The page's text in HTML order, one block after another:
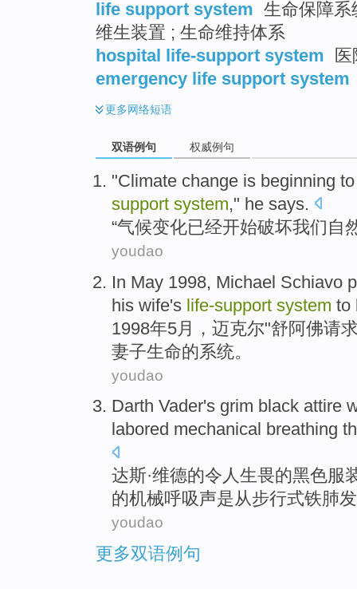
life support system 生命保障
维生装置 ; 生命维持体系
hospital life-support system
emergency life support system
更多网络短语
双语例句 权威例句
"Climate change is beginning
support system," he says.
“气候变化已经开始破坏我们 自
youdao
In May 1998, Michael Schiavo
his wife's life-support system to
1998年5月， 迈克尔"舒阿佛请
妻子生命的系统。
youdao
Darth Vader's grim black attire
labored mechanical breathing
达斯·维德的令人生畏的黑色服
的机械呼吸声是从步行式铁肺
youdao
更多双语例句